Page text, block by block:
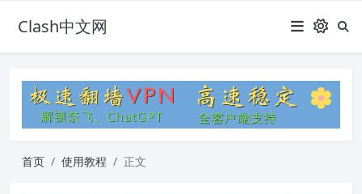
Clash中文网
首页 使用教程 正文